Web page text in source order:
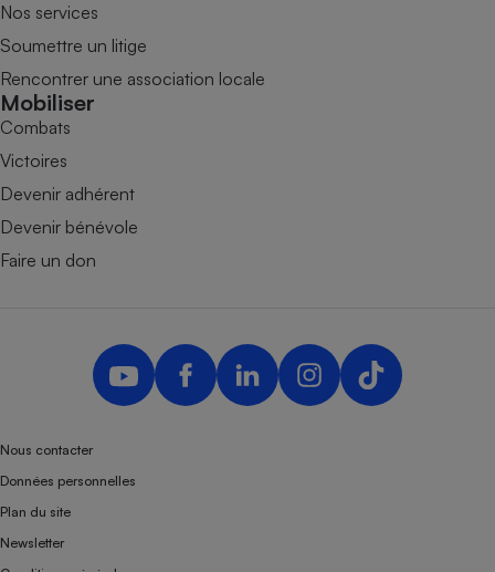
Nos services
Soumettre un litige
Rencontrer une association locale
Mobiliser
Combats
Victoires
Devenir adhérent
Devenir bénévole
Faire un don
Nous contacter
Données personnelles
Plan du site
Newsletter